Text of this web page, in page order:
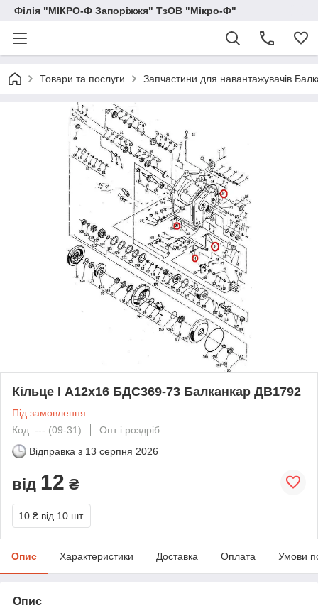
Філія "МІКРО-Ф Запоріжжя" ТзОВ "Мікро-Ф"
Товари та послуги Запчастини для навантажувачів
Кільце I А12х16 БДС369-73 Балканкар ДВ1792
Під замовлення
Код: --- (09-31)
Опт і роздріб
Відправка з 13 серпня 2026
від 12 ₴
10 ₴ від 10 шт.
Опис Характеристики Доставка Оплата Умови
Опис